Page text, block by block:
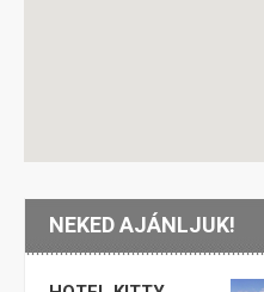
NEKED AJÁNLJUK!